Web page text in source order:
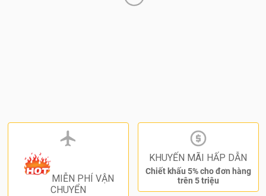
MIỄN PHÍ VẬN
CHUYỂN
KHUYẾN MÃI HẤP DẪN
Chiết khấu 5% cho đơn hàng
trên 5 triệu